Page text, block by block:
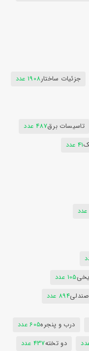
جزئیات ساختار1908 عدد
تاسیسات برق487 عدد
41 عدد
105 عدد
894 عدد
درب و پنجره605 عدد
دو تخته437 عدد